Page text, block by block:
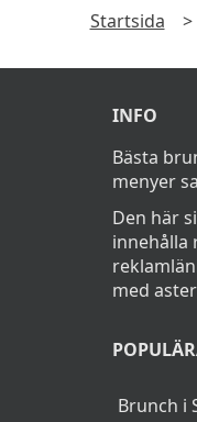
2/1 2027
Sen
Startsida >
INFO
Bästa
menyer
Den här
innehålla
med
Brunch i